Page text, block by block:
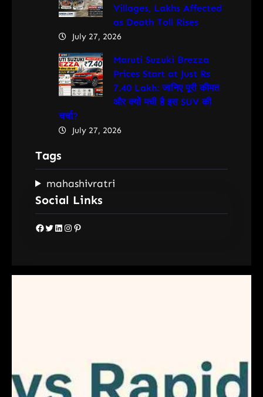
Villages, Lakhs Affected
as Death Toll Rises
July 27, 2026
Maruti Suzuki Brezza
Prices Start at Just Rs
7.40 Lakh: जानिए पूरी कीमत
और क्यों मची है इस SUV की
चर्चा?
July 27, 2026
Tags
mahashivratri
Social Links
Facebook Twitter LinkedIn Instagram Pinterest